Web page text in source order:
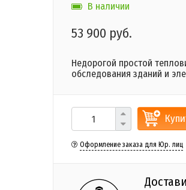
В наличии
53 900 руб.
Недорогой простой
обследования зданий и
Оформление заказа для Юр. лиц